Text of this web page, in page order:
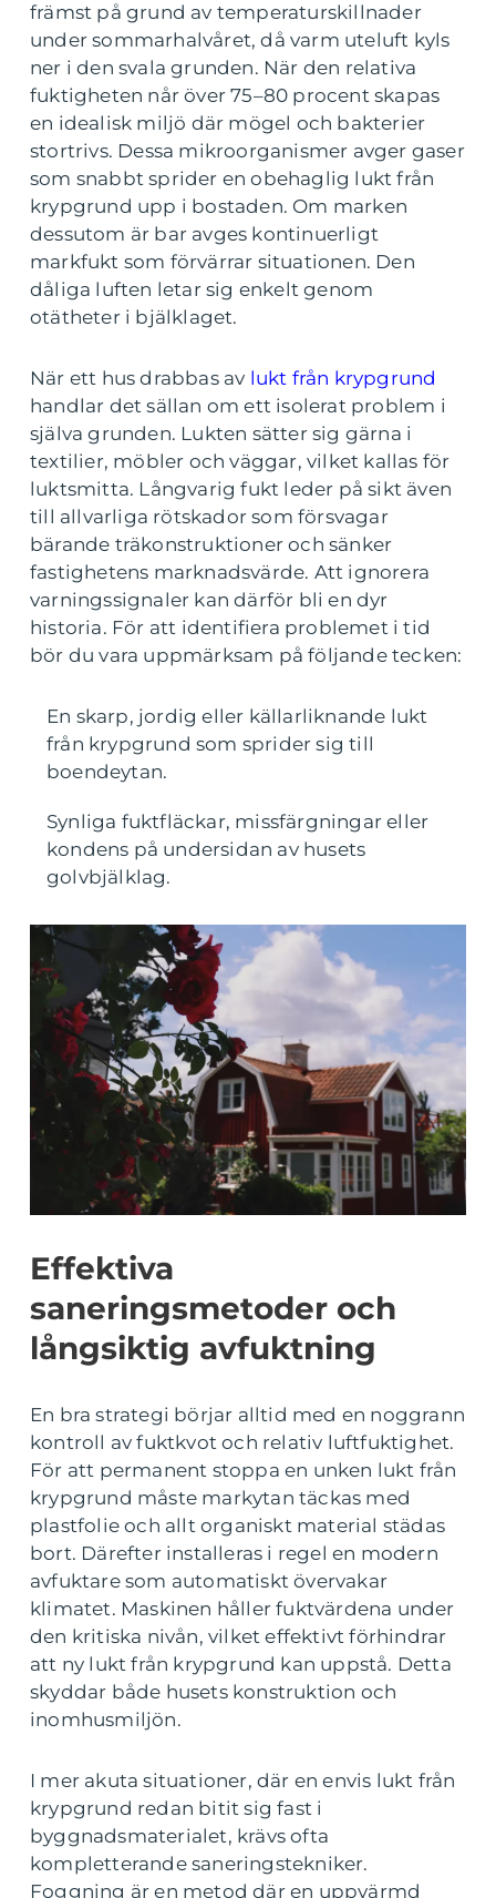
främst på grund av temperaturskillnader
under sommarhalvåret, då varm uteluft kyls
ner i den svala grunden. När den relativa
fuktigheten når över 75–80 procent skapas
en idealisk miljö där mögel och bakterier
stortrivs. Dessa mikroorganismer avger gaser
som snabbt sprider en obehaglig lukt från
krypgrund upp i bostaden. Om marken
dessutom är bar avges kontinuerligt
markfukt som förvärrar situationen. Den
dåliga luften letar sig enkelt genom
otätheter i bjälklaget.
När ett hus drabbas av lukt från krypgrund
handlar det sällan om ett isolerat problem i
själva grunden. Lukten sätter sig gärna i
textilier, möbler och väggar, vilket kallas för
luktsmitta. Långvarig fukt leder på sikt även
till allvarliga rötskador som försvagar
bärande träkonstruktioner och sänker
fastighetens marknadsvärde. Att ignorera
varningssignaler kan därför bli en dyr
historia. För att identifiera problemet i tid
bör du vara uppmärksam på följande tecken:
En skarp, jordig eller källarliknande lukt
från krypgrund som sprider sig till
boendeytan.
Synliga fuktfläckar, missfärgningar eller
kondens på undersidan av husets
golvbjälklag.
Effektiva
saneringsmetoder och
långsiktig avfuktning
En bra strategi börjar alltid med en noggrann
kontroll av fuktkvot och relativ luftfuktighet.
För att permanent stoppa en unken lukt från
krypgrund måste markytan täckas med
plastfolie och allt organiskt material städas
bort. Därefter installeras i regel en modern
avfuktare som automatiskt övervakar
klimatet. Maskinen håller fuktvärdena under
den kritiska nivån, vilket effektivt förhindrar
att ny lukt från krypgrund kan uppstå. Detta
skyddar både husets konstruktion och
inomhusmiljön.
I mer akuta situationer, där en envis lukt från
krypgrund redan bitit sig fast i
byggnadsmaterialet, krävs ofta
kompletterande saneringstekniker.
Foggning är en metod där en uppvärmd